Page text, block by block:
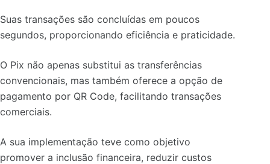
Suas transações são concluídas em poucos
segundos, proporcionando eficiência e praticidade.
O Pix não apenas substitui as transferências
convencionais, mas também oferece a opção de
pagamento por QR Code, facilitando transações
comerciais.
A sua implementação teve como objetivo
promover a inclusão financeira, reduzir custos